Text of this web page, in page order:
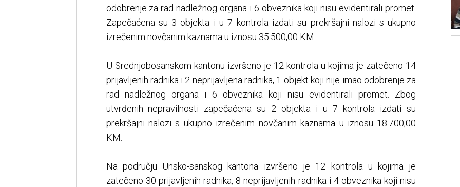
odobrenje za rad nadležnog organa i 6 obveznika koji nisu evidentirali promet.
Zapečaćena su 3 objekta i u 7 kontrola izdati su prekršajni nalozi s ukupno
izrečenim novčanim kaznama u iznosu 35.500,00 KM.
U Srednjobosanskom kantonu izvršeno je 12 kontrola u kojima je zatečeno 14
prijavljenih radnika i 2 neprijavljena radnika, 1 objekt koji nije imao odobrenje za
rad nadležnog organa i 6 obveznika koji nisu evidentirali promet. Zbog
utvrđenih nepravilnosti zapečaćena su 2 objekta i u 7 kontrola izdati su
prekršajni nalozi s ukupno izrečenim novčanim kaznama u iznosu 18.700,00
KM.
Na području Unsko-sanskog kantona izvršeno je 12 kontrola u kojima je
zatečeno 30 prijavljenih radnika, 8 neprijavljenih radnika i 4 obveznika koji nisu